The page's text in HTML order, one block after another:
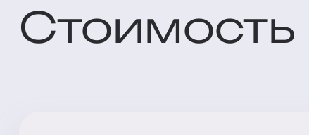
Стоимость